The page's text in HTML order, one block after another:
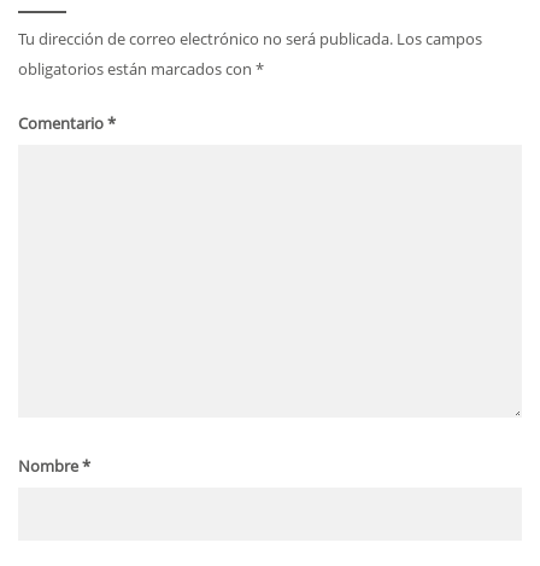
Tu dirección de correo electrónico no será publicada. Los campos
obligatorios están marcados con *
Comentario*
Nombre*